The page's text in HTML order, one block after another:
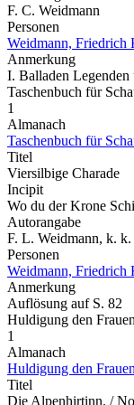
F. C. Weidmann
Personen
Weidmann, Friedrich
Anmerkung
I. Balladen Legenden
Taschenbuch für
1
Almanach
Taschenbuch für
Titel
Viersilbige Charade
Incipit
Wo du der Krone
Autorangabe
F. L. Weidmann, k.
Personen
Weidmann, Friedrich
Anmerkung
Auflösung auf S. 82
Huldigung den
1
Almanach
Huldigung den
Titel
Die Alpenhirtinn. /